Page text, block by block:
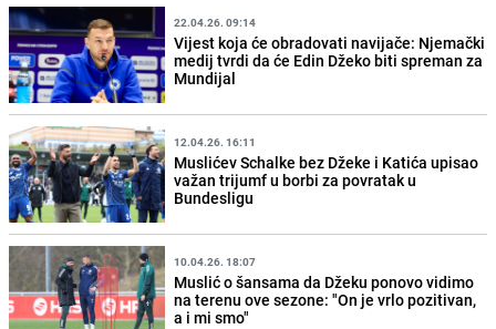
22.04.26. 09:14
Vijest koja će obradovati navijače: Njemački
medij tvrdi da će Edin Džeko biti spreman za
Mundijal
12.04.26. 16:11
Muslićev Schalke bez Džeke i Katića upisao
važan trijumf u borbi za povratak u
Bundesligu
10.04.26. 18:07
Muslić o šansama da Džeku ponovo vidimo
na terenu ove sezone: "On je vrlo pozitivan,
a i mi smo"